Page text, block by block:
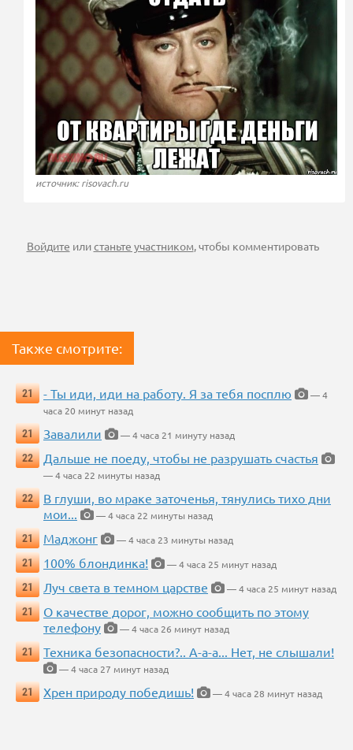
источник: risovach.ru
Войдите илистаньте участником, чтобы комментировать
Также смотрите:
21 - Ты иди, иди на работу. Я за тебя посплю
— 4
часа 20 минут назад
21
Завалили
— 4 часа 21 минуту назад
22
Дальше не поеду, чтобы не разрушать счастья
— 4 часа 22 минуты назад
22
В глуши, во мраке заточенья, тянулись тихо дни
мои...
— 4 часа 22 минуты назад
21
Маджонг
— 4 часа 23 минуты назад
21
100% блондинка!
— 4 часа 25 минут назад
21
Луч света в темном царстве
— 4 часа 25 минут назад
21
О качестве дорог, можно сообщить по этому
телефону
— 4 часа 26 минут назад
21
Техника безопасности?.. А-а-а... Нет, не слышали!
— 4 часа 27 минут назад
21
Хрен природу победишь! — 4 часа 28 минут назад